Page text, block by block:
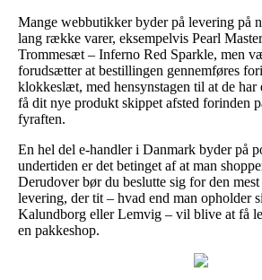
Mange webbutikker byder på levering på
lang række varer, eksempelvis Pearl
Trommesæt – Inferno Red Sparkle, men
forudsætter at bestillingen gennemføres
klokkeslæt, med hensynstagen til at de har
få dit nye produkt skippet afsted forinden
fyraften.
En hel del e-handler i Danmark byder på
undertiden er det betinget af at man
Derudover bør du beslutte sig for den
levering, der tit – hvad end man opholder
Kalundborg eller Lemvig – vil blive at få
en pakkeshop.